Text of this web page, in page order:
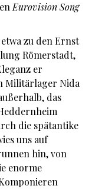
Eurovision Song
zu den Ernst
Römerstadt,
er
Militärlager Nida
das
die spätantike
uns auf
hin, von
enorme